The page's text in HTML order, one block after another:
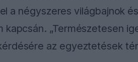
a négyszeres világbajnok
„Természetesen
az egyeztetések